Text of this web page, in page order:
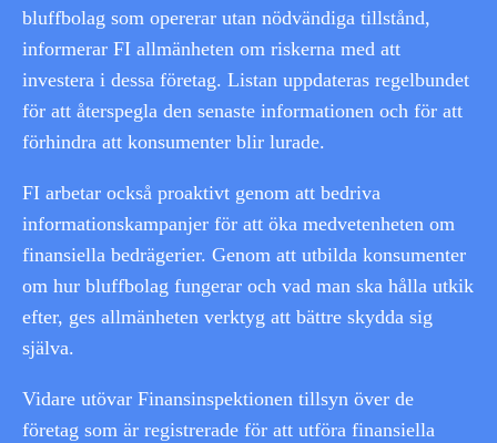
bluffbolag som opererar utan nödvändiga tillstånd,
informerar FI allmänheten om riskerna med att
investera i dessa företag. Listan uppdateras regelbundet
för att återspegla den senaste informationen och för att
förhindra att konsumenter blir lurade.
FI arbetar också proaktivt genom att bedriva
informationskampanjer för att öka medvetenheten om
finansiella bedrägerier. Genom att utbilda konsumenter
om hur bluffbolag fungerar och vad man ska hålla utkik
efter, ges allmänheten verktyg att bättre skydda sig
själva.
Vidare utövar Finansinspektionen tillsyn över de
företag som är registrerade för att utföra finansiella